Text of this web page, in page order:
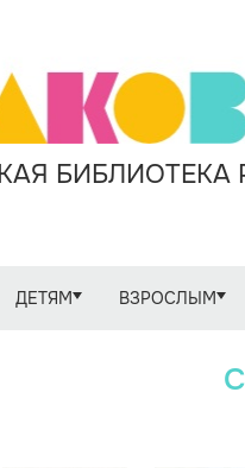
ДЕТЯМ ВЗРОСЛЫМ